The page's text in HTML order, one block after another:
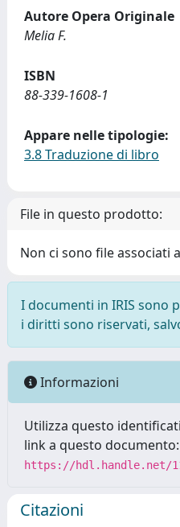
Autore Opera Originale
Melia F.
ISBN
88-339-1608-1
Appare nelle tipologie:
3.8 Traduzione di libro
File in questo prodotto:
Non ci sono file associati
I documenti in IRIS sono
i diritti sono riservati,
Informazioni
Utilizza questo
link a questo documento:
https://hdl.handle.net/
Citazioni